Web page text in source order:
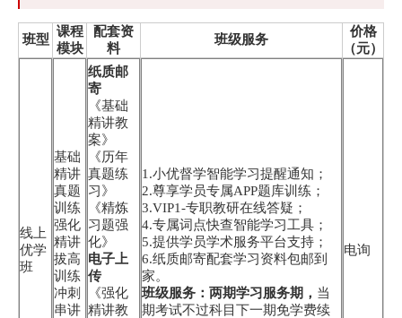
班型
课程
模块
配套资
料
班级服务
价格
（元）
线上
优学
班
基础
精讲
真题
训练
强化
精讲
拔高
训练
冲刺
串讲
纸质邮
寄
《基础
精讲教
案》
《历年
真题练
习》
《精炼
习题强
化》
电子上
传
《强化
精讲教
1.小优督学智能学习提醒通知；
2.尊享学员专属APP题库训练；
3.VIP1-专职教研在线答疑；
4.专属词点快查智能学习工具；
5.提供学员学术服务平台支持；
6.纸质邮寄配套学习资料包邮到
家。
班级服务：两期学习服务期， 当
期考试不过科目下一期免学费续
电询